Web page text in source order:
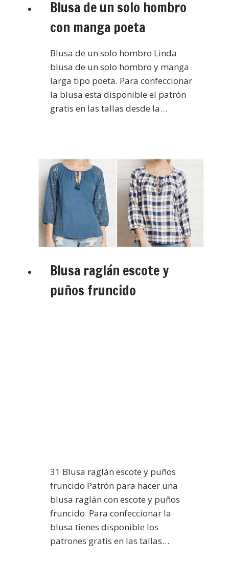
Blusa de un solo hombro
con manga poeta
Blusa de un solo hombro Linda
blusa de un solo hombro y manga
larga tipo poeta. Para confeccionar
la blusa esta disponible el patrón
gratis en las tallas desde la…
Blusa raglán escote y
puños fruncido
31 Blusa raglán escote y puños
fruncido Patrón para hacer una
blusa raglán con escote y puños
fruncido. Para confeccionar la
blusa tienes disponible los
patrones gratis en las tallas…